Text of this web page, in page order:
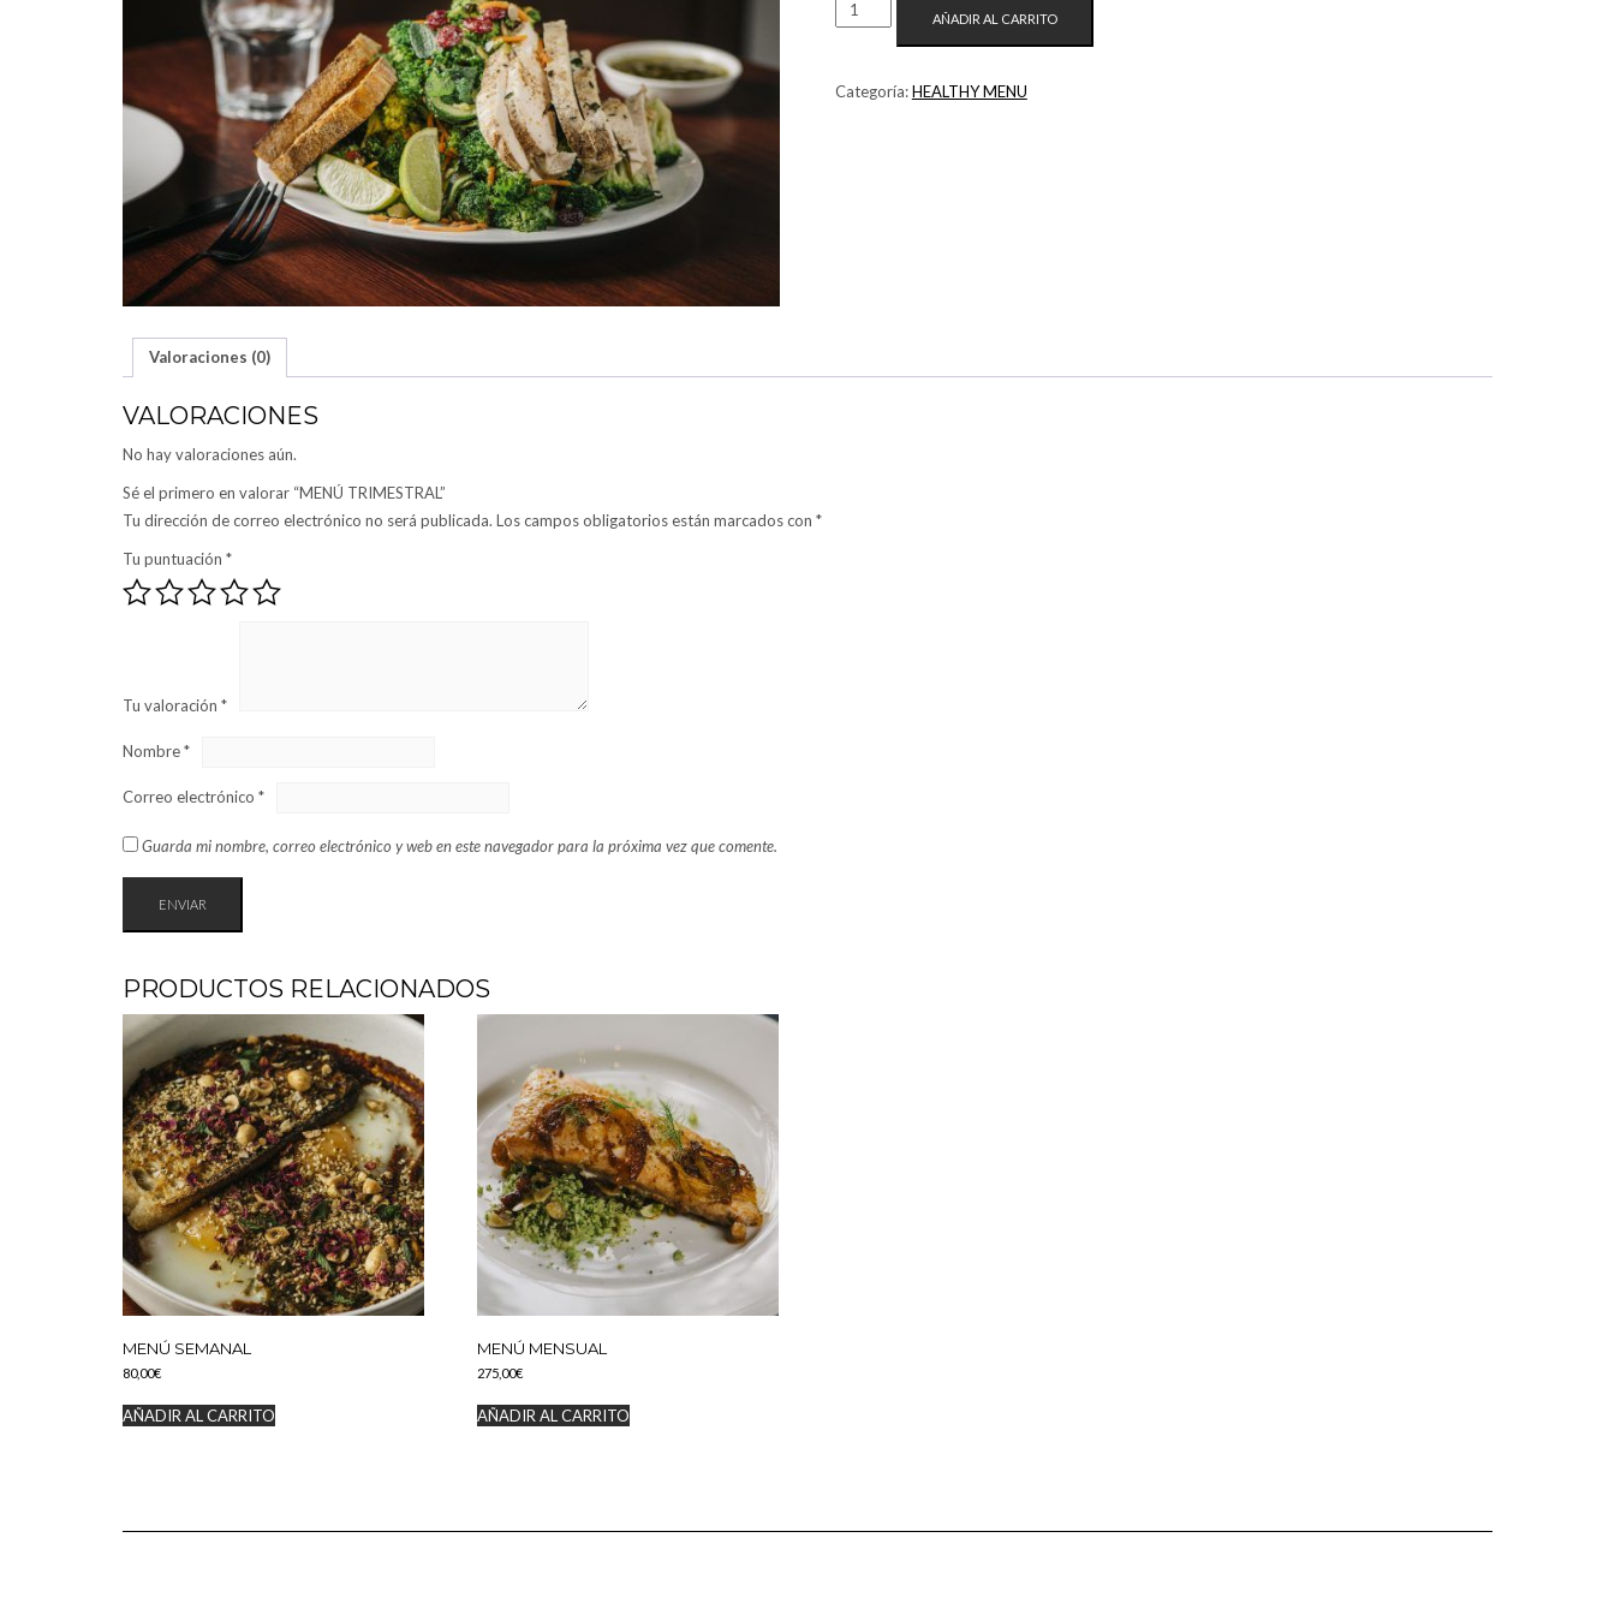
AÑADIR AL CARRITO
Categoría:HEALTHY MENU
Valoraciones (0)
VALORACIONES
No hay valoraciones aún.
Sé el primero en valorar “MENÚ TRIMESTRAL”
Tu dirección de correo electrónico no será publicada. Los campos obligatorios están marcados con *
Tu puntuación *
Tu valoración *
Nombre*
Correo electrónico *
Guarda mi nombre, correo electrónico y web en este navegador para la próxima vez que comente.
PRODUCTOS RELACIONADOS
MENÚ SEMANAL
80,00€
AÑADIR AL CARRITO
MENÚ MENSUAL
275,00€
AÑADIR AL CARRITO